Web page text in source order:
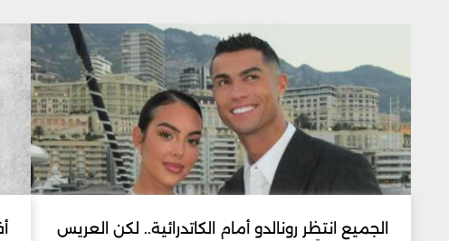
الجميع انتظر رونالدو أمام الكاتدرائية.. لكن العريس